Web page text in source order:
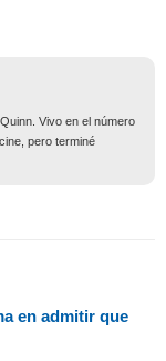
Vivo en el número
pero terminé
en admitir que